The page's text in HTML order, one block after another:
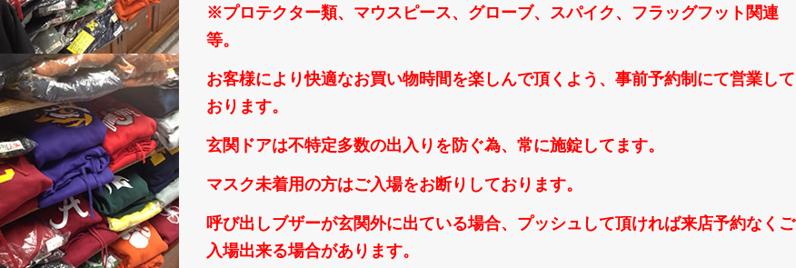
※プロテクター類、マウスピース、グローブ、スパイク、フラッグフット関連
等。
お客様により快適なお買い物時間を楽しんで頂くよう、事前予約制にて営業して
おります。
玄関ドアは不特定多数の出入りを防ぐ為、常に施錠してます。
マスク未着用の方はご入場をお断りしております。
呼び出しブザーが玄関外に出ている場合、プッシュして頂ければ来店予約なくご
入場出来る場合があります。